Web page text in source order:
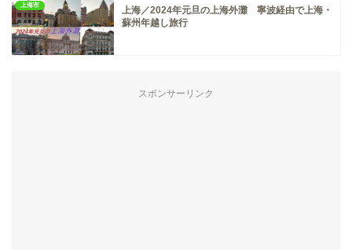
上海市
上海／2024年元旦の上海外灘 寧波経由で上海・
蘇州年越し旅行
スポンサーリンク